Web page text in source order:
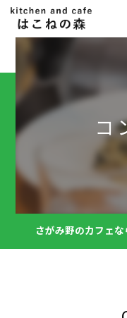
コ